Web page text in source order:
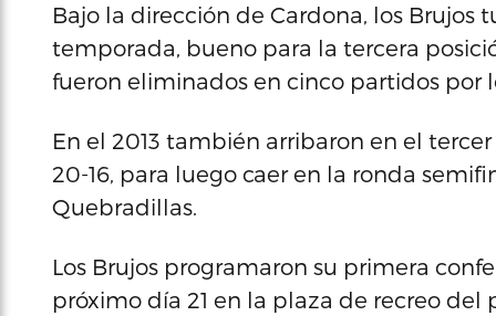
Bajo la dirección de Cardona, los Brujos
temporada, bueno para la tercera
fueron eliminados en cinco partidos por
En el 2013 también arribaron en el
20-16, para luego caer en la ronda
Quebradillas.
Los Brujos programaron su primera
próximo día 21 en la plaza de recreo del